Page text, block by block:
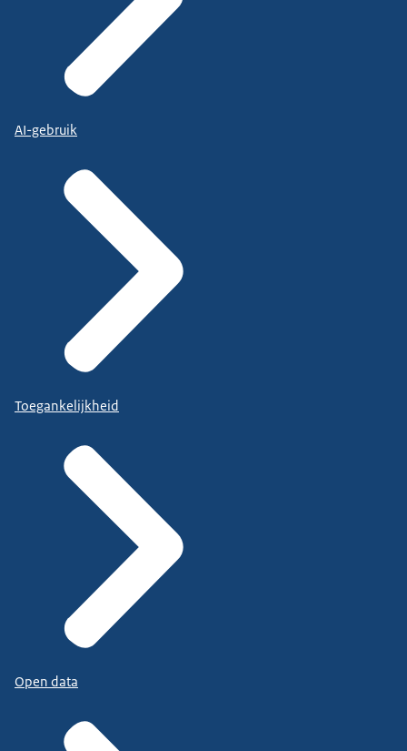
AI-gebruik
Toegankelijkheid
Open data